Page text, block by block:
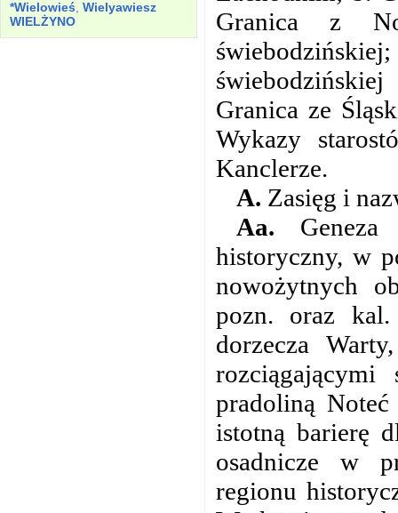
*Wielowieś Wielyawiesz
WIELŻYNO
Granica z
Granica ze
Wykazy
Kanclerze.
A. Zasięg i
Aa. Geneza
historyczny, w
nowożytnych
pozn. oraz kal.
dorzecza
pradoliną Noteć
istotną barierę
osadnicze w
regionu